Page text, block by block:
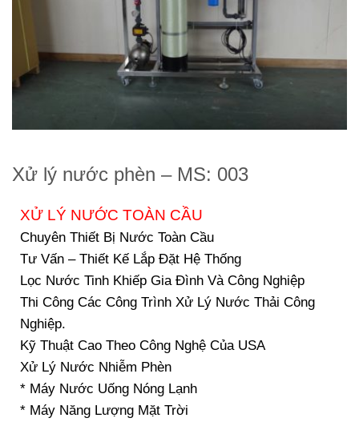
Xử lý nước phèn – MS: 003
XỬ LÝ NƯỚC TOÀN CẦU
Chuyên Thiết Bị Nước Toàn Cầu
Tư Vấn – Thiết Kế Lắp Đặt Hệ Thống
Lọc Nước Tinh Khiếp Gia Đình Và Công Nghiệp
Thi Công Các Công Trình Xử Lý Nước Thải Công
Nghiệp.
Kỹ Thuật Cao Theo Công Nghệ Của USA
Xử Lý Nước Nhiễm Phèn
* Máy Nước Uống Nóng Lạnh
* Máy Năng Lượng Mặt Trời